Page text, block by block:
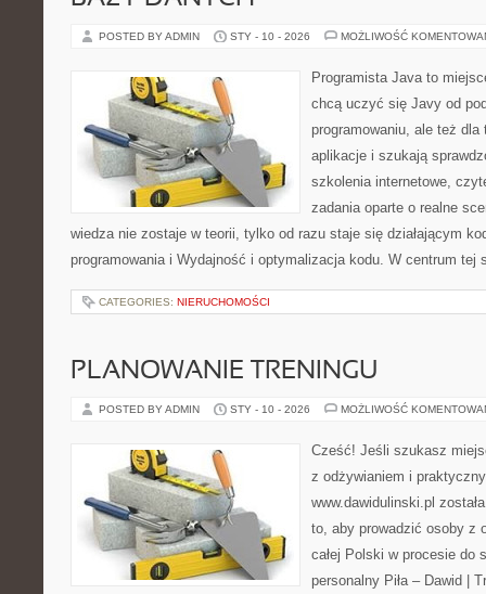
POSTED BY ADMIN STY - 10 - 2026 MOŻLIWOŚĆ
Programista Java to
chcą uczyć się Javy od
programowaniu, ale też
aplikacje i szukają
szkolenia internetowe,
zadania oparte o realne
wiedza nie zostaje w teorii, tylko od razu staje się działającym
programowania i Wydajność i optymalizacja kodu. W centrum
CATEGORIES: NIERUCHOMOŚCI
PLANOWANIE TRENINGU
POSTED BY ADMIN STY - 10 - 2026 MOŻLIWOŚĆ
Cześć! Jeśli szukasz
z odżywianiem i
www.dawidulinski.pl
to, aby prowadzić osoby z
całej Polski w procesie do
personalny Piła – Dawid |